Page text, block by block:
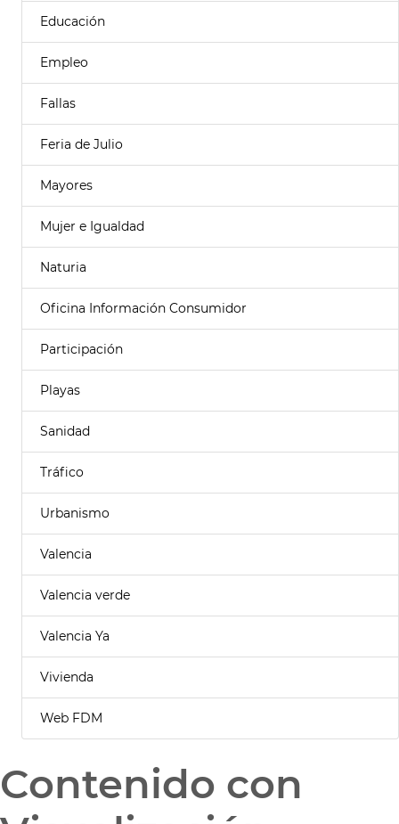
Educación
Empleo
Fallas
Feria de Julio
Mayores
Mujer e Igualdad
Naturia
Oficina Información Consumidor
Participación
Playas
Sanidad
Tráfico
Urbanismo
Valencia
Valencia verde
Valencia Ya
Vivienda
Web FDM
Contenido con